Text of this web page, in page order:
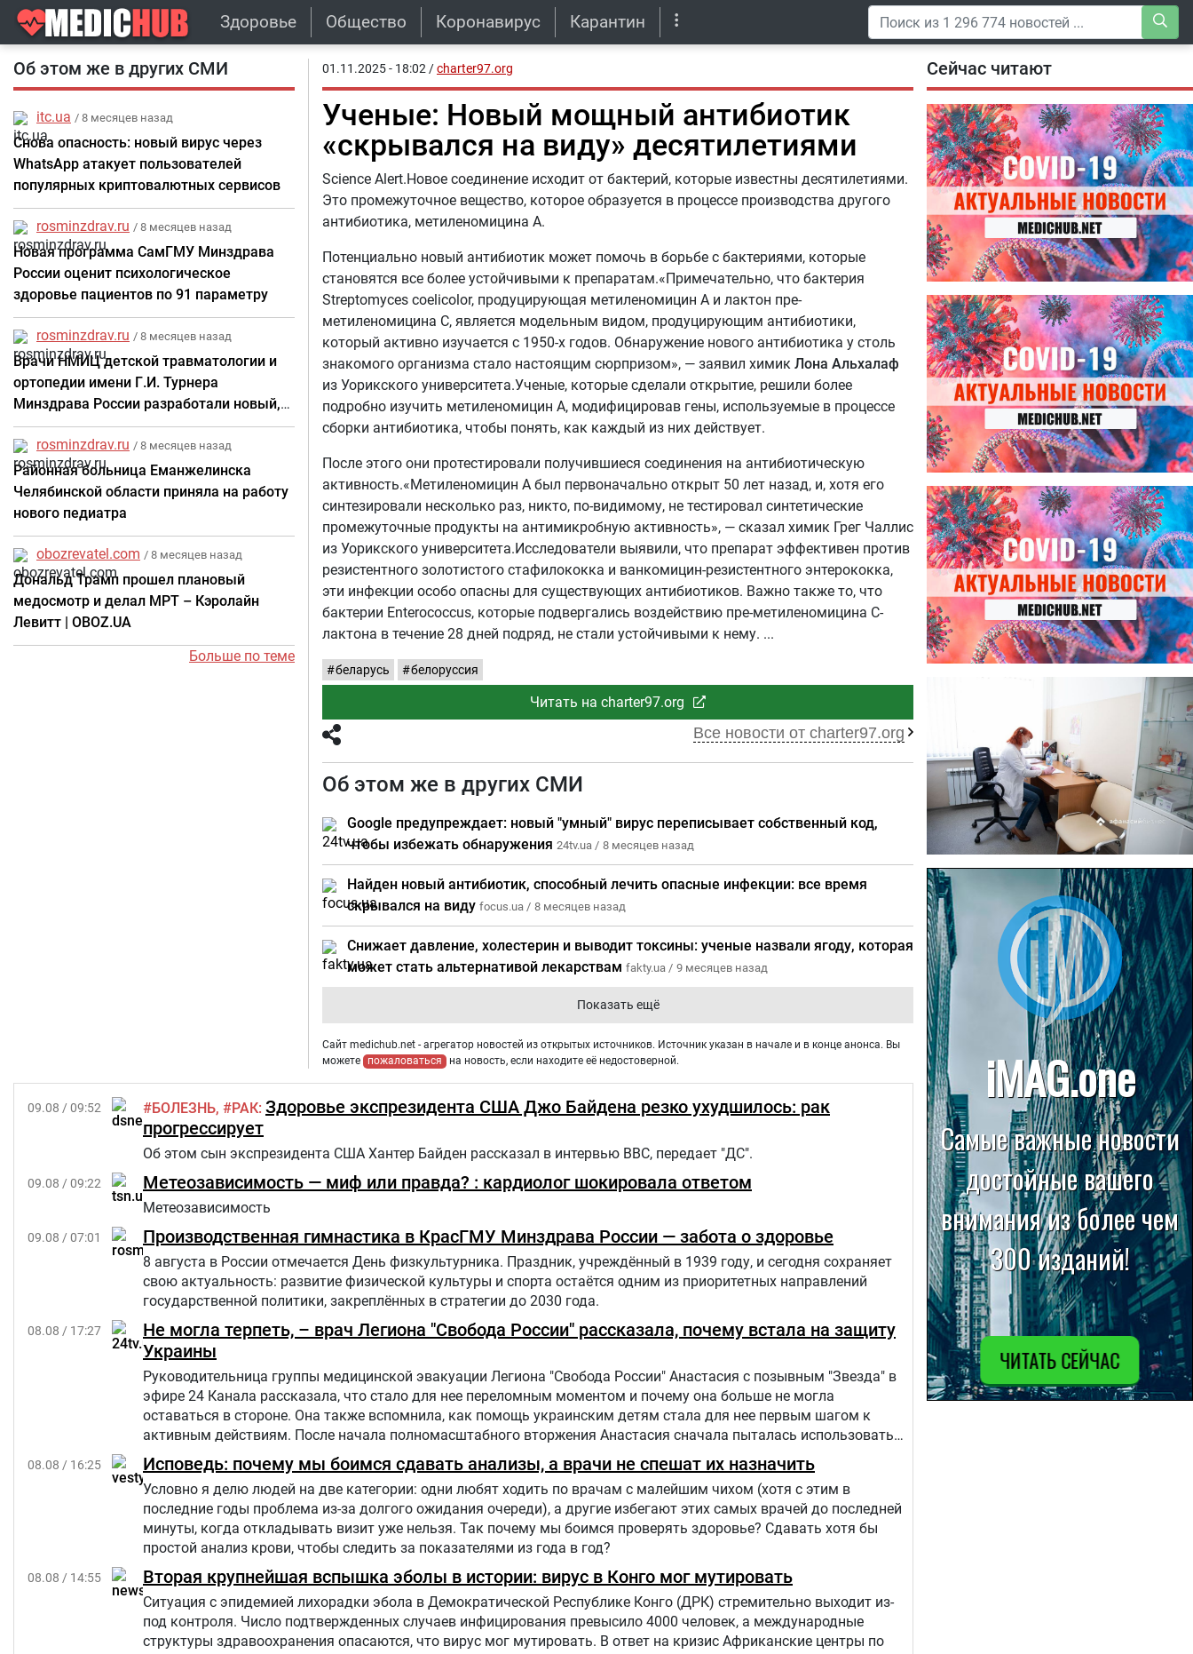
Здоровье Общество Коронавирус Карантин
Об этом же в других СМИ
itc.ua / 8 месяцев назад
Снова опасность: новый вирус через
WhatsApp атакует пользователей
популярных криптовалютных сервисов
rosminzdrav.ru / 8 месяцев назад
Новая программа СамГМУ Минздрава
России оценит психологическое
здоровье пациентов по 91 параметру
rosminzdrav.ru / 8 месяцев назад
Врачи НМИЦ детской травматологии и
ортопедии имени Г.И. Турнера
Минздрава России разработали новый,
более безопасный метод лечения самой
частой детской травмы
rosminzdrav.ru / 8 месяцев назад
Районная больница Еманжелинска
Челябинской области приняла на работу
нового педиатра
obozrevatel.com / 8 месяцев назад
Дональд Трамп прошел плановый
медосмотр и делал МРТ – Кэролайн
Левитт | OBOZ.UA
Больше по теме
01.11.2025 - 18:02 /charter97.org
Ученые: Новый мощный антибиотик
«скрывался на виду» десятилетиями
Science Alert.Новое соединение исходит от бактерий, которые известны десятилетиями.
Это промежуточное вещество, которое образуется в процессе производства другого
антибиотика, метиленомицина А.
Потенциально новый антибиотик может помочь в борьбе с бактериями, которые
становятся все более устойчивыми к препаратам.«Примечательно, что бактерия
Streptomyces coelicolor, продуцирующая метиленомицин А и лактон пре-
метиленомицина С, является модельным видом, продуцирующим антибиотики,
который активно изучается с 1950-х годов. Обнаружение нового антибиотика у столь
знакомого организма стало настоящим сюрпризом», — заявил химик Лона Альхалаф
из Уорикского университета.Ученые, которые сделали открытие, решили более
подробно изучить метиленомицин А, модифицировав гены, используемые в процессе
сборки антибиотика, чтобы понять, как каждый из них действует.
После этого они протестировали получившиеся соединения на антибиотическую
активность.«Метиленомицин А был первоначально открыт 50 лет назад, и, хотя его
синтезировали несколько раз, никто, по-видимому, не тестировал синтетические
промежуточные продукты на антимикробную активность», — сказал химик Грег Чаллис
из Уорикского университета.Исследователи выявили, что препарат эффективен против
резистентного золотистого стафилококка и ванкомицин-резистентного энтерококка,
эти инфекции особо опасны для существующих антибиотиков. Важно также то, что
бактерии Enterococcus, которые подвергались воздействию пре-метиленомицина С-
лактона в течение 28 дней подряд, не стали устойчивыми к нему.
беларусь белоруссия
Читать на charter97.org
Все новости от charter97.org
Об этом же в других СМИ
Google предупреждает: новый "умный" вирус переписывает собственный код,
чтобы избежать обнаружения 24tv.ua / 8 месяцев назад
Найден новый антибиотик, способный лечить опасные инфекции: все время
скрывался на виду focus.ua / 8 месяцев назад
Снижает давление, холестерин и выводит токсины: ученые назвали ягоду, которая
может стать альтернативой лекарствам fakty.ua / 9 месяцев назад
Показать ещё
Сайт medichub.net - агрегатор новостей из открытых источников. Источник указан в начале и в конце анонса. Вы
можете
пожаловаться на новость, если находите её недостоверной.
09.08 / 09:52 БОЛЕЗНЬ РАК Здоровье экспрезидента США Джо Байдена резко ухудшилось: рак
прогрессирует
Об этом сын экспрезидента США Хантер Байден рассказал в интервью BBC, передает "ДС".
09.08 / 09:22 Метеозависимость — миф или правда? : кардиолог шокировала ответом
Метеозависимость
09.08 / 07:01 Производственная гимнастика в КрасГМУ Минздрава России — забота о здоровье
8 августа в России отмечается День физкультурника. Праздник, учреждённый в 1939 году, и сегодня сохраняет
свою актуальность: развитие физической культуры и спорта остаётся одним из приоритетных направлений
государственной политики, закреплённых в стратегии до 2030 года.
08.08 / 17:27
Не могла терпеть, – врач Легиона "Свобода России" рассказала, почему встала на защиту
Украины
Руководительница группы медицинской эвакуации Легиона "Свобода России" Анастасия с позывным "Звезда" в
эфире 24 Канала рассказала, что стало для нее переломным моментом и почему она больше не могла
оставаться в стороне. Она также вспомнила, как помощь украинским детям стала для нее первым шагом к
активным действиям. После начала полномасштабного вторжения Анастасия сначала пыталась использовать
свою большую русскоязычную аудиторию, чтобы объяснять людям в России, что на самом деле происходит в
Украине.
08.08 / 16:25 Исповедь: почему мы боимся сдавать анализы, а врачи не спешат их назначить
Условно я делю людей на две категории: одни любят ходить по врачам с малейшим чихом (хотя с этим в
последние годы проблема из-за долгого ожидания очереди), а другие избегают этих самых врачей до последней
минуты, когда откладывать визит уже нельзя. Так почему мы боимся проверять здоровье? Сдавать хотя бы
простой анализ крови, чтобы следить за показателями из года в год?
08.08 / 14:55 Вторая крупнейшая вспышка эболы в истории: вирус в Конго мог мутировать
Ситуация с эпидемией лихорадки эбола в Демократической Республике Конго (ДРК) стремительно выходит из-
под контроля. Число подтвержденных случаев инфицирования превысило 4000 человек, а международные
структуры здравоохранения опасаются, что вирус мог мутировать. В ответ на кризис Африканские центры по
Сейчас читают
04.08.2026
Специалисты дали советы, как
правильно пить витамины
27.07.2026
Лучше фасоли: диетолог
названа 8 продуктов,
содержащих много клетчатки
угрозы: что нужно знать о
летних инфекциях
22.07.2026
Больница в Спирово работает
без рентгеновского кабинета